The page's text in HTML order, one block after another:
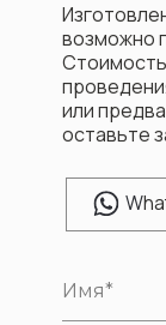
W
возможно
или
оставьте